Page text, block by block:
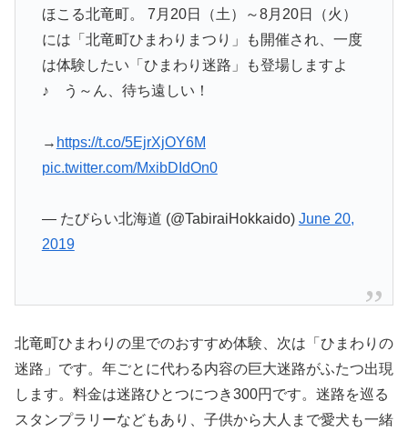
ほこる北竜町。 7月20日（土）～8月20日（火）
には「北竜町ひまわりまつり」も開催され、一度
は体験したい「ひまわり迷路」も登場しますよ
♪ う～ん、待ち遠しい！
→ https://t.co/5EjrXjOY6M
pic.twitter.com/MxibDIdOn0
— たびらい北海道 (@TabiraiHokkaido) June 20,
2019
北竜町ひまわりの里でのおすすめ体験、次は「ひまわりの
迷路」です。年ごとに代わる内容の巨大迷路がふたつ出現
します。料金は迷路ひとつにつき300円です。迷路を巡る
スタンプラリーなどもあり、子供から大人まで愛犬も一緒